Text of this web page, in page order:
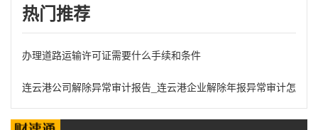
热门推荐
办理道路运输许可证需要什么手续和条件
连云港公司解除异常审计报告_连云港企业解除年报异常审计怎么